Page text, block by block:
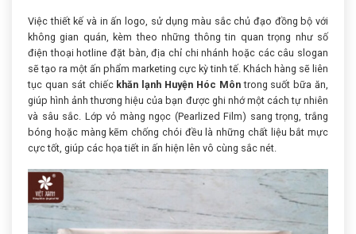
Việc thiết kế và in ấn logo, sử dụng màu sắc chủ đạo đồng bộ với
không gian quán, kèm theo những thông tin quan trọng như số
điện thoại hotline đặt bàn, địa chỉ chi nhánh hoặc các câu slogan
sẽ tạo ra một ấn phẩm marketing cực kỳ tinh tế. Khách hàng sẽ liên
tục quan sát chiếc khăn lạnh Huyện Hóc Môntrong suốt bữa ăn,
giúp hình ảnh thương hiệu của bạn được ghi nhớ một cách tự nhiên
và sâu sắc. Lớp vỏ màng ngọc (Pearlized Film) sang trọng, trắng
bóng hoặc màng kẽm chống chói đều là những chất liệu bắt mực
cực tốt, giúp các họa tiết in ấn hiện lên vô cùng sắc nét.